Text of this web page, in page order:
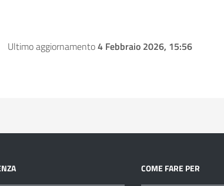
Ultimo aggiornamento4 Febbraio 2026, 15:56
COME FARE PER